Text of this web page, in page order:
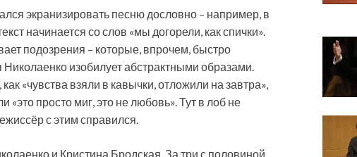
экранизировать песню дословно – например, в
начинается со слов «мы догорели, как спички».
подозрения – которые, впрочем, быстро
изобилует абстрактными образами.
«чувства взяли в кавычки, отложили на завтра»,
«это просто миг, это не любовь». Тут в лоб не
с этим справился.
и Кристина Бродская. За три с половиной